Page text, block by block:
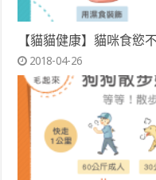
【貓貓健康】貓咪食慾
2018-04-26